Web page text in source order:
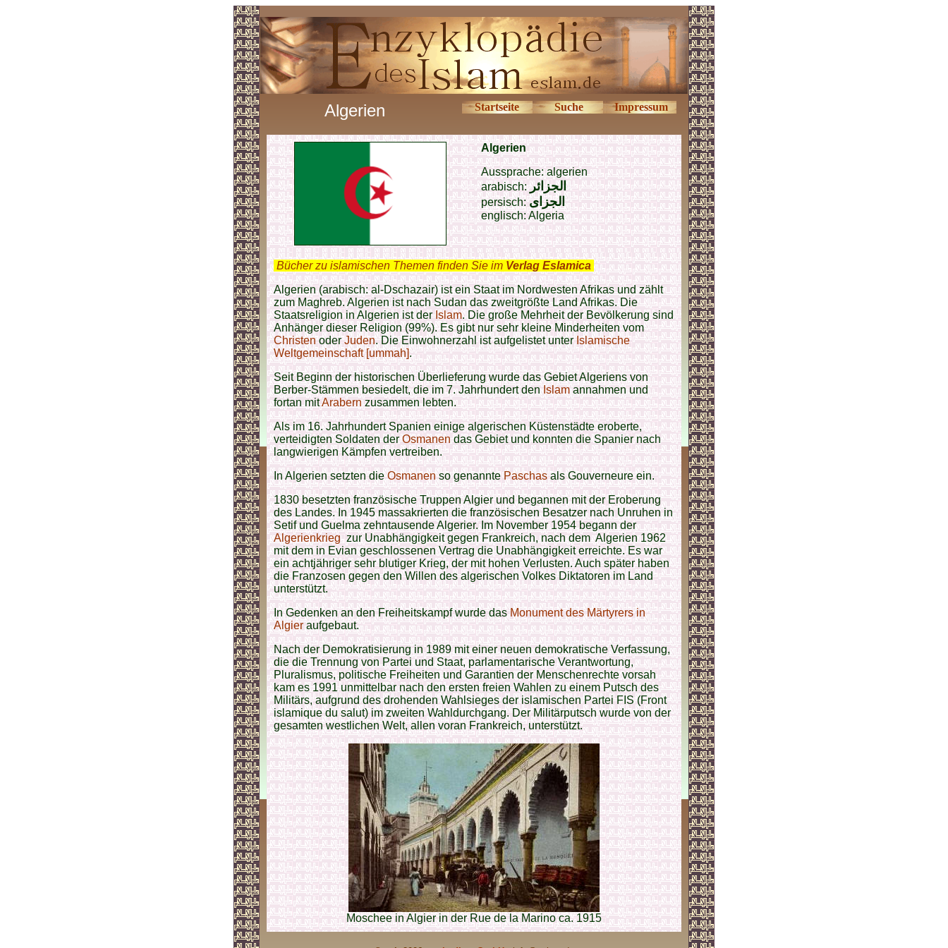
Algerien Startseite Suche Impressum
Algerien
Aussprache: algerien
arabisch:الجزائر
persisch:الجزای
englisch: Algeria
Bücher zu islamischen Themen finden Sie im Verlag Eslamica
Algerien (arabisch: al-Dschazair) ist ein Staat im Nordwesten Afrikas und zählt
zum Maghreb. Algerien ist nach Sudan das zweitgrößte Land Afrikas. Die
Staatsreligion in Algerien ist derIslam. Die große Mehrheit der Bevölkerung sind
Anhänger dieser Religion (99%). Es gibt nur sehr kleine Minderheiten vom
ChristenoderJuden. Die Einwohnerzahl ist aufgelistet unterIslamische
Weltgemeinschaft [ummah].
Seit Beginn der historischen Überlieferung wurde das Gebiet Algeriens von
Berber-Stämmen besiedelt, die im 7. Jahrhundert denIslamannahmen und
fortan mitArabernzusammen lebten.
Als im 16. Jahrhundert Spanien einige algerischen Küstenstädte eroberte,
verteidigten Soldaten derOsmanendas Gebiet und konnten die Spanier nach
langwierigen Kämpfen vertreiben.
In Algerien setzten dieOsmanenso genanntePaschasals Gouverneure ein.
1830 besetzten französische Truppen Algier und begannen mit der Eroberung
des Landes. In 1945 massakrierten die französischen Besatzer nach Unruhen in
Setif und Guelma zehntausende Algerier. Im November 1954 begann der
Algerienkriegzur Unabhängigkeit gegen Frankreich, nach dem Algerien 1962
mit dem in Evian geschlossenen Vertrag die Unabhängigkeit erreichte. Es war
ein achtjähriger sehr blutiger Krieg, der mit hohen Verlusten. Auch später haben
die Franzosen gegen den Willen des algerischen Volkes Diktatoren im Land
unterstützt.
In Gedenken an den Freiheitskampf wurde dasMonument des Märtyrers in
Algieraufgebaut.
Nach der Demokratisierung in 1989 mit einer neuen demokratische Verfassung,
die die Trennung von Partei und Staat, parlamentarische Verantwortung,
Pluralismus, politische Freiheiten und Garantien der Menschenrechte vorsah
kam es 1991 unmittelbar nach den ersten freien Wahlen zu einem Putsch des
Militärs, aufgrund des drohenden Wahlsieges der islamischen Partei FIS (Front
islamique du salut) im zweiten Wahldurchgang. Der Militärputsch wurde von der
gesamten westlichen Welt, allen voran Frankreich, unterstützt.
Moschee in Algier in der Rue de la Marino ca. 1915